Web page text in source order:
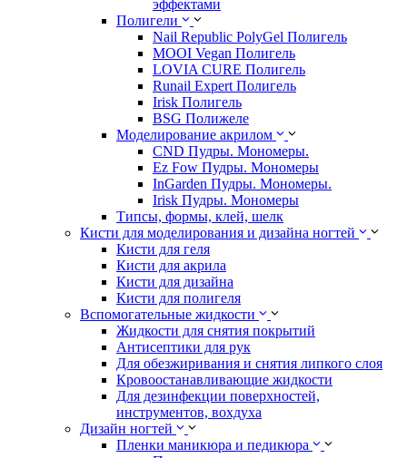
эффектами
Полигели
Nail Republic PolyGel Полигель
MOOI Vegan Полигель
LOVIA CURE Полигель
Runail Expert Полигель
Irisk Полигель
BSG Полижеле
Моделирование акрилом
CND Пудры. Мономеры.
Ez Fow Пудры. Мономеры
InGarden Пудры. Мономеры.
Irisk Пудры. Мономеры
Типсы, формы, клей, шелк
Кисти для моделирования и дизайна ногтей
Кисти для геля
Кисти для акрила
Кисти для дизайна
Кисти для полигеля
Вспомогательные жидкости
Жидкости для снятия покрытий
Антисептики для рук
Для обезжиривания и снятия липкого слоя
Кровоостанавливающие жидкости
Для дезинфекции поверхностей,
инструментов, вохдуха
Дизайн ногтей
Пленки маникюра и педикюра